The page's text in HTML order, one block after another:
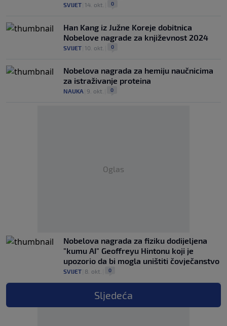
SVIJET 14. okt. 0
Han Kang iz Južne Koreje dobitnica
Nobelove nagrade za književnost 2024
SVIJET 10. okt. 0
Nobelova nagrada za hemiju naučnicima
za istraživanje proteina
NAUKA 9. okt. 0
Oglas
Nobelova nagrada za fiziku dodijeljena
"kumu AI" Geoffreyu Hintonu koji je
upozorio da bi mogla uništiti čovječanstvo
SVIJET 8. okt. 0
Sljedeća